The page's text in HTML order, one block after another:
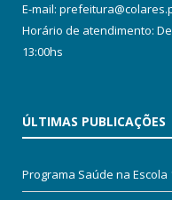
E-mail:
Horário de atendimento:
13:00hs
ÚLTIMAS PUBLICAÇÕES
Programa Saúde na Escola